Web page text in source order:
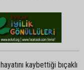
kaybettiği bıçaklı